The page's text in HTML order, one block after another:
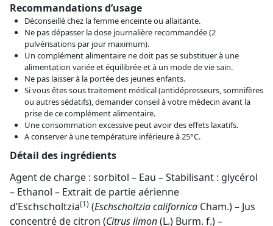
Recommandations d’usage
Déconseillé chez la femme enceinte ou allaitante.
Ne pas dépasser la dose journalière recommandée (2
pulvérisations par jour maximum).
Un complément alimentaire ne doit pas se substituer à une
alimentation variée et équilibrée et à un mode de vie sain.
Ne pas laisser à la portée des jeunes enfants.
Si vous êtes sous traitement médical (antidépresseurs, somnifères
ou autres sédatifs), demander conseil à votre médecin avant la
prise de ce complément alimentaire.
Une consommation excessive peut avoir des effets laxatifs.
A conserver à une température inférieure à 25°C.
Détail des ingrédients
Agent de charge : sorbitol – Eau – Stabilisant : glycérol
– Ethanol – Extrait de partie aérienne
d’Eschscholtzia(1) (Eschscholtzia californica Cham.) – Jus
concentré de citron (Citrus limon(L.) Burm. f.) –